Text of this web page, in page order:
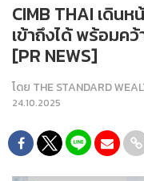
CIMB THAI เดิน
เข้าถึงได้ พร้อมค
[PR NEWS]
โดย THE STANDARD
24.10.2025